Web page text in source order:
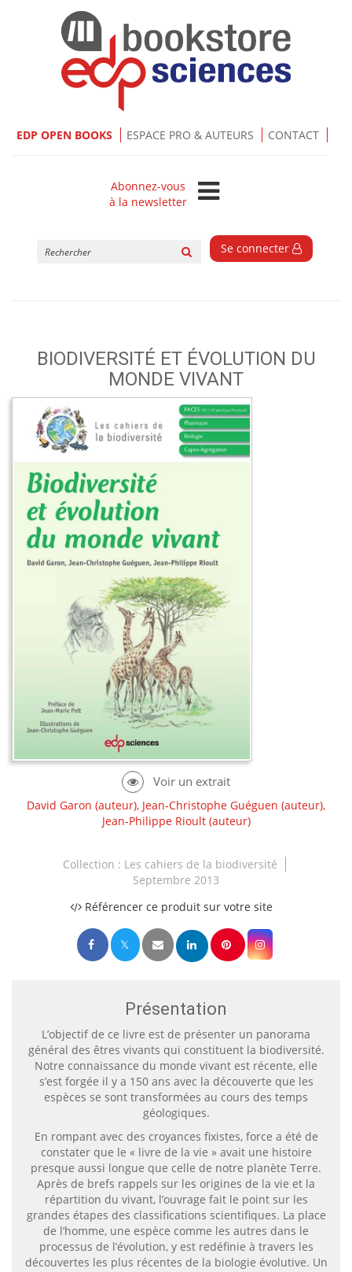
EDP OPEN BOOKS ESPACE PRO & AUTEURS CONTACT
Abonnez-vous
à la newsletter
Se connecter
BIODIVERSITÉ ET ÉVOLUTION DU
MONDE VIVANT
David Garon (auteur), Jean-Christophe Guéguen (auteur),
Jean-Philippe Rioult(auteur)
Collection : Les cahiers de la biodiversité
Septembre 2013
Référencer ce produit sur votre site
Présentation
L’objectif de ce livre est de présenter un panorama
général des êtres vivants qui constituent la biodiversité.
Notre connaissance du monde vivant est récente, elle
s’est forgée il y a 150 ans avec la découverte que les
espèces se sont transformées au cours des temps
géologiques.
En rompant avec des croyances fixistes, force a été de
constater que le « livre de la vie » avait une histoire
presque aussi longue que celle de notre planète Terre.
Après de brefs rappels sur les origines de la vie et la
répartition du vivant, l’ouvrage fait le point sur les
grandes étapes des classifications scientifiques. La place
de l’homme, une espèce comme les autres dans le
processus de l’évolution, y est redéfinie à travers les
découvertes les plus récentes de la biologie évolutive. Un